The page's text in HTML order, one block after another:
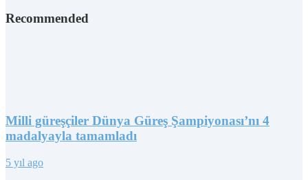
Recommended
Milli güreşçiler Dünya Güreş Şampiyonası’nı 4
madalyayla tamamladı
5 yıl ago